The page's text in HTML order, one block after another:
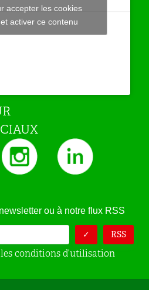
by JeuAchat
accepter les cookies
activer ce contenu
ou à notre flux RSS
RSS
les conditions d’utilisation